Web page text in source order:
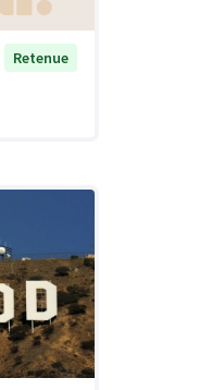
Retenue